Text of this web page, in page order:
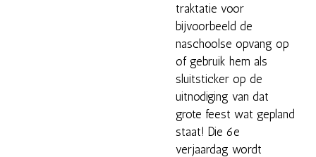
traktatie voor
bijvoorbeeld de
naschoolse opvang op
of gebruik hem als
sluitsticker op de
uitnodiging van dat
grote feest wat gepland
staat! Die 6e
verjaardag wordt